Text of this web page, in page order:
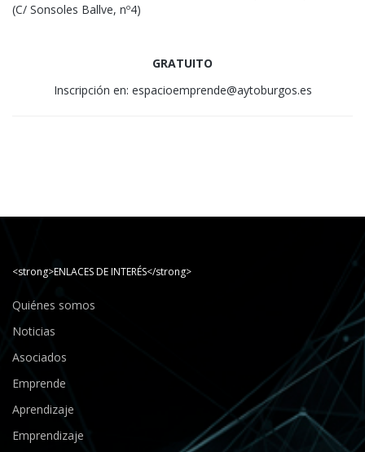
(C/ Sonsoles Ballve, nº4)
GRATUITO
Inscripción en: espacioemprende@aytoburgos.es
<strong>ENLACES DE INTERÉS</strong>
Quiénes somos
Noticias
Asociados
Emprende
Aprendizaje
Emprendizaje